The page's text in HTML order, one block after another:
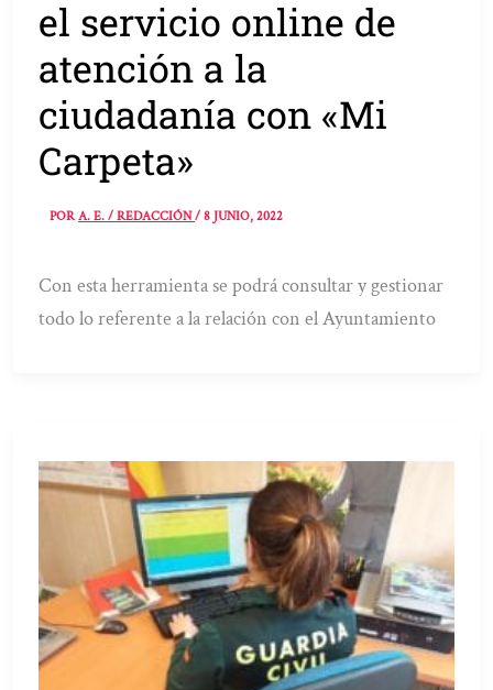
el servicio online de
atención a la
ciudadanía con «Mi
Carpeta»
PORA. E. / REDACCIÓN/8 JUNIO, 2022
Con esta herramienta se podrá consultar y gestionar
todo lo referente a la relación con el Ayuntamiento